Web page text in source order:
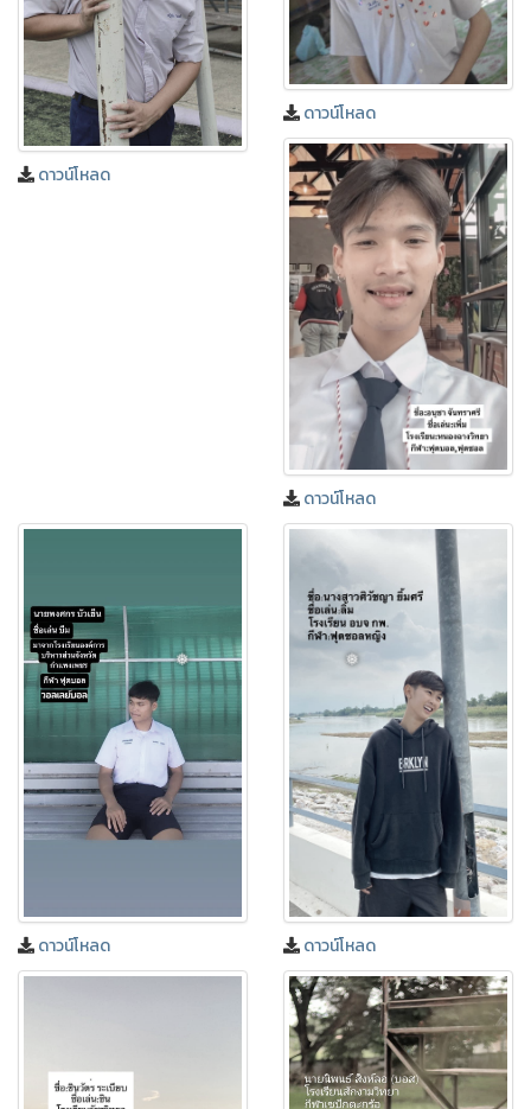
ดาวน์โหลด
ดาวน์โหลด
ดาวน์โหลด
ดาวน์โหลด ดาวน์โหลด